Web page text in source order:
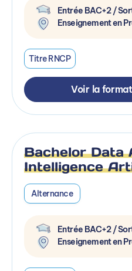
Entrée BAC+2 /
Enseignement en
Titre RNCP
Voir la
Bachelor Data
Intelligence
Alternance
Entrée BAC+2 /
Enseignement en